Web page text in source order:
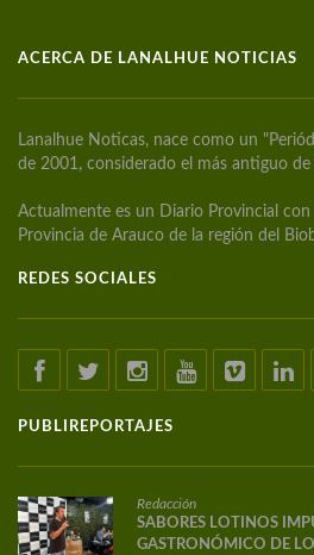
ACERCA DE LANALHUE NOTICIAS
Lanalhue Noticas, nace como un
de 2001, considerado el más antiguo de
Actualmente es un Diario Provincial
Provincia de Arauco de la región del
REDES SOCIALES
PUBLIREPORTAJES
Redacción
SABORES LOTINOS
GASTRONÓMICO DE